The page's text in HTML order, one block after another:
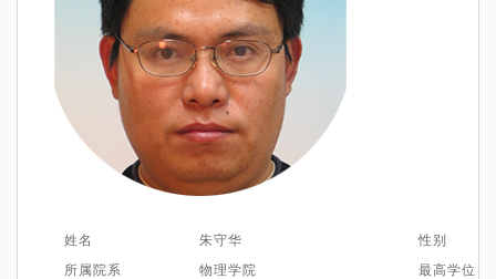
姓名 朱守华
性别
所属院系
物理学院
最高学位